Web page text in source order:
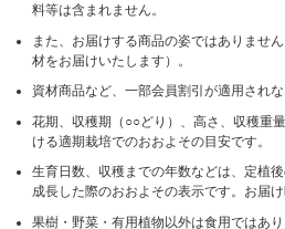
料等は含まれません。
また、お届けする商品の姿ではありませ
材をお届けいたします）。
資材商品など、一部会員割引が適用されな
花期、収穫期（○○どり）、高さ、収穫重
ける適期栽培でのおおよその目安です。
生育日数、収穫までの年数などは、定植
成長した際のおおよその表示です。お届
果樹・野菜・有用植物以外は食用ではあ